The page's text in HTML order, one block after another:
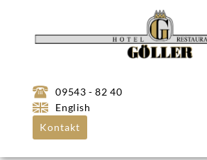
09543 - 82 40
English
Kontakt